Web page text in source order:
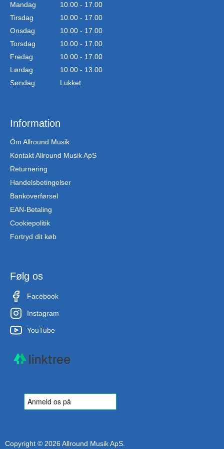
Mandag
10.00 - 17.00
Tirsdag
10.00 - 17.00
Onsdag
10.00 - 17.00
Torsdag
10.00 - 17.00
Fredag
10.00 - 17.00
Lørdag
10.00 - 13.00
Søndag
Lukket
Information
Om Allround Musik
Kontakt Allround Musik ApS
Returnering
Handelsbetingelser
Bankoverførsel
EAN-Betaling
Cookiepolitik
Fortryd dit køb
Følg os
Facebook
Instagram
YouTube
Copyright © 2026 Allround Musik ApS.